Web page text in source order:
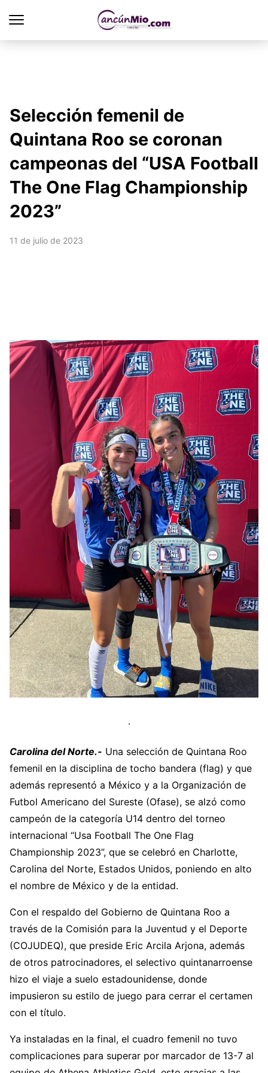
Selección femenil de
Quintana Roo se coronan
campeonas del “USA Football
The One Flag Championship
2023”
11 de julio de 2023
Carolina del Norte.- Una selección de Quintana Roo
femenil en la disciplina de tocho bandera (flag) y que
además representó a México y a la Organización de
Futbol Americano del Sureste (Ofase), se alzó como
campeón de la categoría U14 dentro del torneo
internacional “Usa Football The One Flag
Championship 2023”, que se celebró en Charlotte,
Carolina del Norte, Estados Unidos, poniendo en alto
el nombre de México y de la entidad.
Con el respaldo del Gobierno de Quintana Roo a
través de la Comisión para la Juventud y el Deporte
(COJUDEQ), que preside Eric Arcila Arjona, además
de otros patrocinadores, el selectivo quintanarroense
hizo el viaje a suelo estadounidense, donde
impusieron su estilo de juego para cerrar el certamen
con el título.
Ya instaladas en la final, el cuadro femenil no tuvo
complicaciones para superar por marcador de 13-7 al